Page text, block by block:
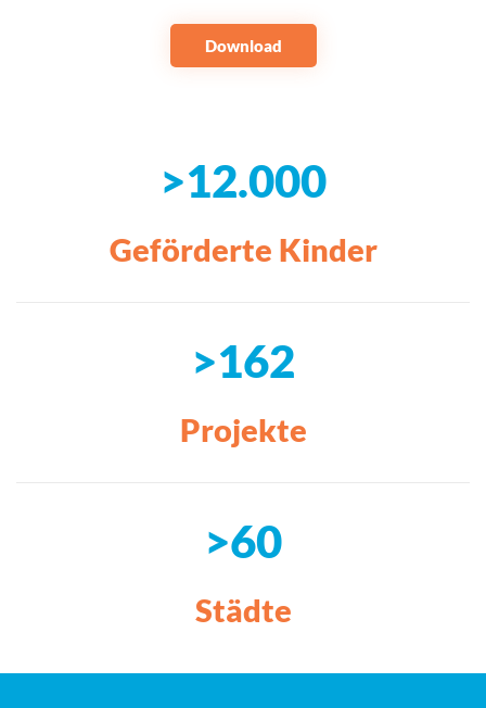
Download
>12.000
Geförderte Kinder
>162
Projekte
>60
Städte